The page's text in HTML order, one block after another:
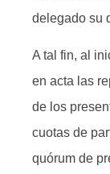
delegado su
A tal fin, al
en acta las
de los
cuotas de
quórum de